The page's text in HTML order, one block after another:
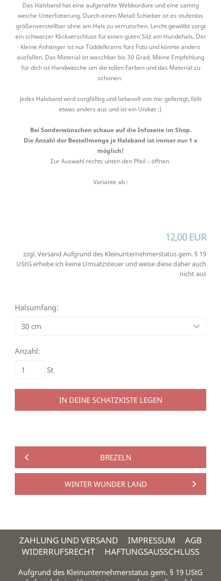
Das Halsband hat eine aufgenähte Webbordüre und eine samtig
weiche Unterfütterung. Durch einen Metall Schieber ist es stufenlos
größenverstellbar ohne am Hals zu verrutschen. Leicht gewölbt sorgt
ein schwarzer Klickverschluss für einen guten Sitz am Hundehals. Der
kleine Anhänger ist nur Tüddelkrams fürs Foto und könnte anders
ausfallen. Das Material ist waschbar bis 30 Grad. Meine Empfehlung
für dich ist Handwäsche um die tollen Farben und das Material zu
schonen.
Jedes Halsband wird sorgfälltig und liebevoll von mir gefertigt, fällt
etwas anders aus und ist ein Unikat :)
Bei Sonderwünschen schaue auf die Infoseite im Shop.
Die Anzahl der Bestellmenge je Halsband ist immer nur 1 x
möglich!
Zur Auswahl rechts unten den Pfeil ↓ öffnen
Variante ab :
12,00 EUR
zzgl. Versand Aufgrund des Kleinunternehmerstatus gem. § 19
UStG erhebe ich keine Umsatzsteuer und weise diese daher auch
nicht aus
Halsumfang:
Anzahl:
St
IN DEINE SCHATZKISTE LEGEN
BREZELN
WINTER WUNDER LAND
ZAHLUNG UND VERSAND IMPRESSUM
AGB
WIDERRUFSRECHT
HAFTUNGSAUSSCHLUSS
Aufgrund des Kleinunternehmerstatus gem. § 19 UStG